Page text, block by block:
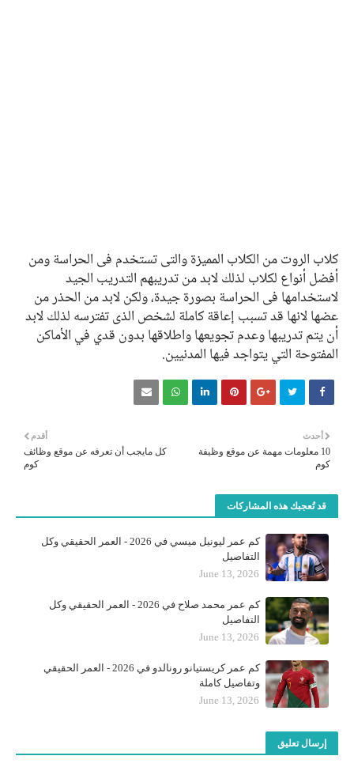
كلاب الروت من الكلاب المميزة والتي تستخدم في الحراسة ومن
أفضل أنواع لكلاب لذلك لابد من تدريبهم التدريب الجيد
لاستخدامها في الحراسة بصورة جيدة، ولكن لابد من الحذر من
عضها لانها قد تسبب إعاقة كاملة لشخص الذي تفترسه لذلك لابد
أن يتم تدريبها وعدم تجويعها واطلاقها بدون قدي في الأماكن
المفتوحة التي يتواجد فيها المدنيين.
أحدث
10 معلومات مهمة عن موقع وظيفة
كوم
أقدم
كل مايجب أن تعرفه عن موقع وظائف
كوم
قد تُعجبك هذه المشاركات
كم عمر ليونيل ميسي في 2026 - العمر الحقيقي وكل
التفاصيل
June 13, 2026
كم عمر محمد صلاح في 2026 - العمر الحقيقي وكل
التفاصيل
June 13, 2026
كم عمر كريستيانو رونالدو في 2026 - العمر الحقيقي
وتفاصيل كاملة
June 13, 2026
إرسال تعليق